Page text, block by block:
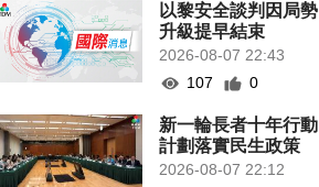
以黎安全談判因局勢
升級提早結束
2026-08-07 22:43
107
0
新一輪長者十年行動
計劃落實民生政策
2026-08-07 22:12